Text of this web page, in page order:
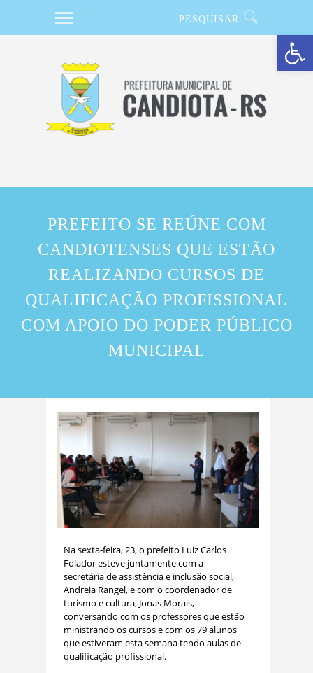
Barra de Ferramentas Aberta
PREFEITO SE REÚNE COM
CANDIOTENSES QUE ESTÃO
REALIZANDO CURSOS DE
QUALIFICAÇÃO PROFISSIONAL
COM APOIO DO PODER PÚBLICO
MUNICIPAL
Na sexta-feira, 23, o prefeito Luiz Carlos
Folador esteve juntamente com a
secretária de assistência e inclusão social,
Andreia Rangel, e com o coordenador de
turismo e cultura, Jonas Morais,
conversando com os professores que estão
ministrando os cursos e com os 79 alunos
que estiveram esta semana tendo aulas de
qualificação profissional.